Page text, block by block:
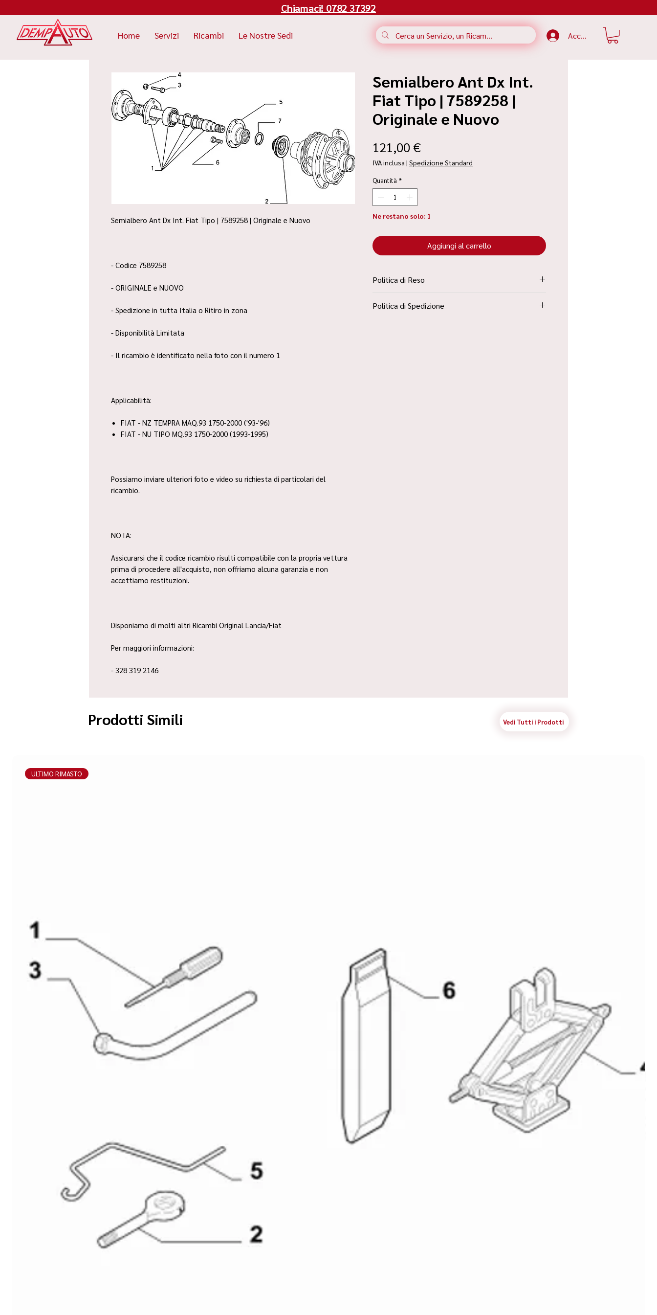
Chiamaci! 0782 37392
Accedi
Home Servizi Ricambi Le Nostre Sedi
Semialbero Ant Dx Int. Fiat Tipo | 7589258 | Originale e Nuovo
- Codice 7589258
- ORIGINALE e NUOVO
- Spedizione in tutta Italia o Ritiro in zona
- Disponibilità Limitata
- Il ricambio è identificato nella foto con il numero 1
Applicabilità:
FIAT - NZ TEMPRA MAQ.93 1750-2000 ('93-'96)
FIAT - NU TIPO MQ.93 1750-2000 (1993-1995)
Possiamo inviare ulteriori foto e video su richiesta di particolari del
ricambio.
NOTA:
Assicurarsi che il codice ricambio risulti compatibile con la propria vettura
prima di procedere all'acquisto, non offriamo alcuna garanzia e non
accettiamo restituzioni.
Disponiamo di molti altri Ricambi Original Lancia/Fiat
Per maggiori informazioni:
- 328 319 2146
Semialbero Ant Dx Int.
Fiat Tipo | 7589258 |
Originale e Nuovo
121,00 €Prezzo
IVA inclusa | Spedizione Standard
Quantità *
Ne restano solo: 1
Aggiungi al carrello
Politica di Reso
Condizioni”
Politica di Spedizione
Prodotti Simili Vedi Tutti i Prodotti
ULTIMO RIMASTO